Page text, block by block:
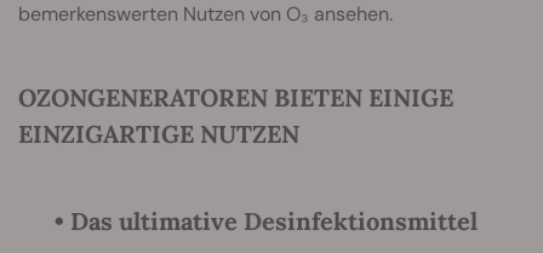
bemerkenswerten Nutzen von O₃ ansehen.
OZONGENERATOREN BIETEN EINIGE
EINZIGARTIGE NUTZEN
• Das ultimative Desinfektionsmittel